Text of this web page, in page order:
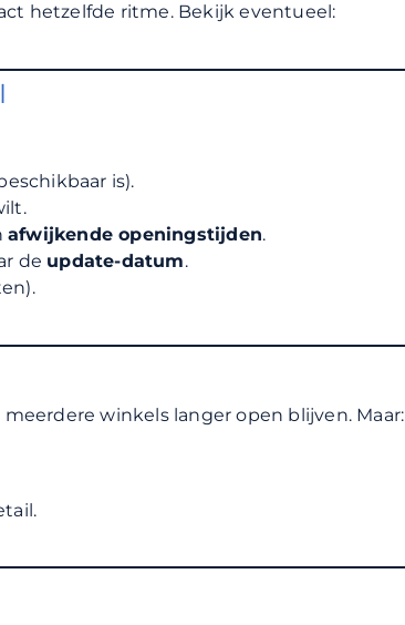
hetzelfde ritme. Bekijk eventueel:
is).
afwijkende openingstijden.
de update-datum.
winkels langer open blijven. Maar: